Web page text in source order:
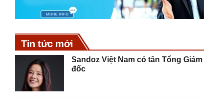
Tin tức mới
Sandoz Việt Nam có tân Tổng Giám
đốc